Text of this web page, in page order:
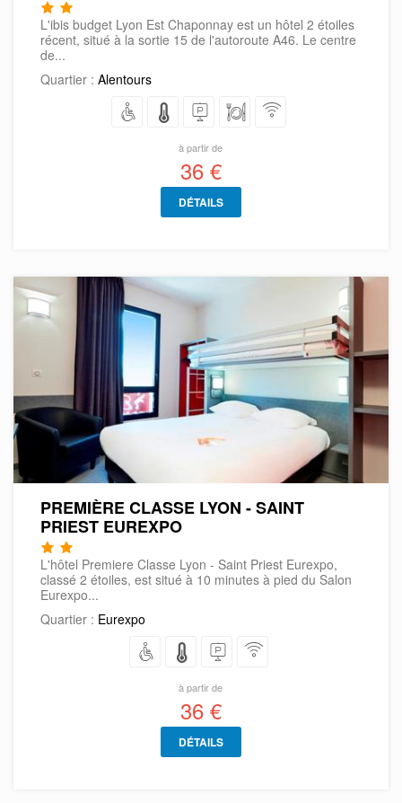
L'ibis budget Lyon Est Chaponnay est un hôtel 2 étoiles
récent, situé à la sortie 15 de l'autoroute A46. Le centre
de...
Quartier : Alentours
à partir de
36 €
DÉTAILS
PREMIÈRE CLASSE LYON - SAINT
PRIEST EUREXPO
L'hôtel Premiere Classe Lyon - Saint Priest Eurexpo,
classé 2 étoiles, est situé à 10 minutes à pied du Salon
Eurexpo...
Quartier : Eurexpo
à partir de
36 €
DÉTAILS